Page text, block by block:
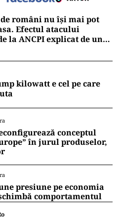
de români nu își mai pot
Efectul atacului
la ANCPI explicat de un
kilowatt e cel pe care
conceptul
în jurul produselor,
presiune pe economia
comportamentul